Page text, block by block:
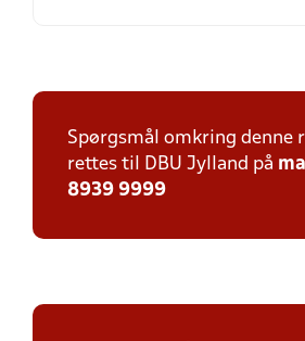
Spørgsmål omkring denne
rettes til DBU Jylland på
8939 9999